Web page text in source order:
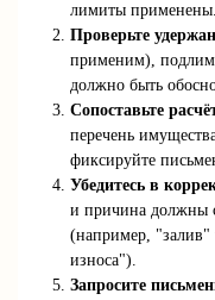
лимиты применены.
Проверьте
применим),
должно быть
Сопоставьте
перечень
фиксируйте
Убедитесь в
и причина должны
(например, "залив"
износа").
Запросите